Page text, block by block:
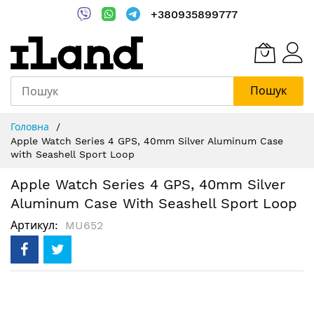
+380935899777
Пошук
Content
Головна
Apple Watch Series 4 GPS, 40mm Silver Aluminum Case
with Seashell Sport Loop
Apple Watch Series 4 GPS, 40mm Silver
Aluminum Case With Seashell Sport Loop
Артикул MU652